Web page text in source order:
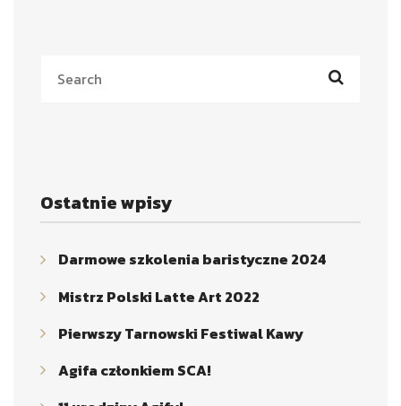
Ostatnie wpisy
Darmowe szkolenia baristyczne 2024
Mistrz Polski Latte Art 2022
Pierwszy Tarnowski Festiwal Kawy
Agifa członkiem SCA!